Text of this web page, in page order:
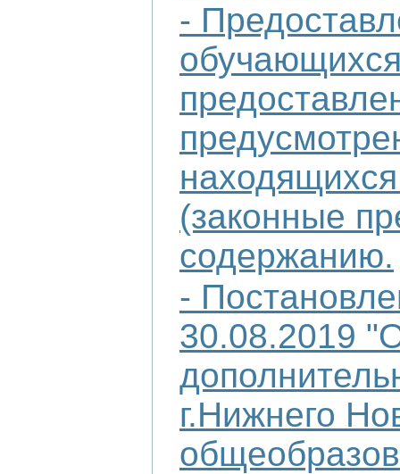
-
(законные
содержанию.
-
30.08.2019
г.Нижнего